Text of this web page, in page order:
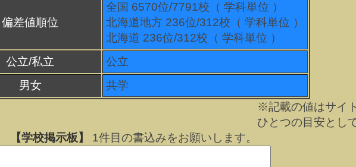
偏差値順位
全国 6570位/7791校（ 学科単位 ）
北海道地方 236位/312校（ 学科単位 ）
北海道 236位/312校（ 学科単位 ）
公立/私立
公立
男女
共学
※記載の値はサイ
ひとつの目安とし
【学校掲示板】
1件目の書込みをお願いします。